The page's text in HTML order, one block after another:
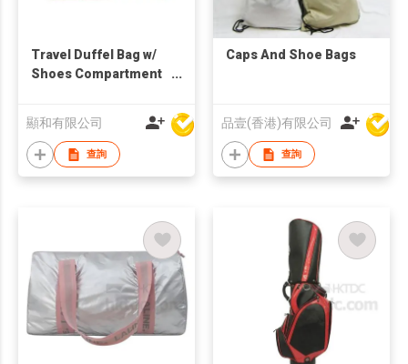
Travel Duffel Bag w/
Shoes Compartment
顯和有限公司
查詢
Caps And Shoe Bags
品壹(香港)有限公司
查詢